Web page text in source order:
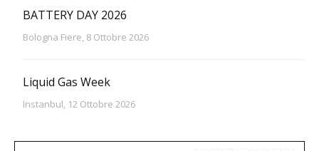
BATTERY DAY 2026
Bologna Fiere, 8 Ottobre 2026
Liquid Gas Week
Instanbul, 12 Ottobre 2026